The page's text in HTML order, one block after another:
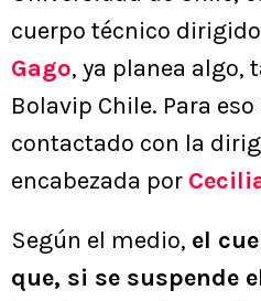
cuerpo técnico
Gago, ya planea algo,
Bolavip Chile. Para
contactado con la
encabezada por
Según el medio, el
que, si se suspende